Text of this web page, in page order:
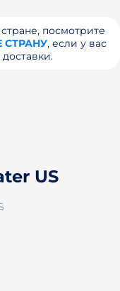
посмотрите
СТРАНУ, если у вас
US